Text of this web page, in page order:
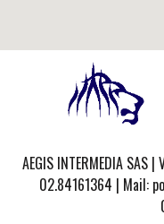
AEGIS INTERMEDIA
02.84161364 | Mail: